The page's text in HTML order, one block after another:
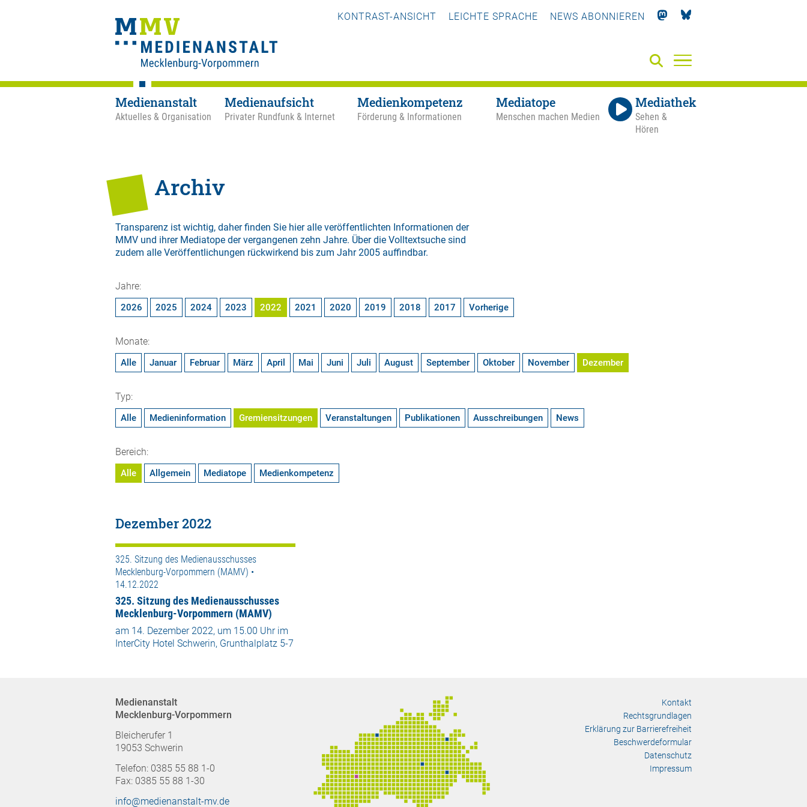
KONTRAST-ANSICHT LEICHTE SPRACHE NEWS ABONNIEREN
Medienanstalt
Aktuelles & Organisation
Medienaufsicht
Privater Rundfunk & Internet
Medienkompetenz
Förderung & Informationen
Mediatope
Menschen machen Medien
Mediathek
Sehen &
Hören
Archiv
Transparenz ist wichtig, daher finden Sie hier alle veröffentlichten Informationen der
MMV und ihrer Mediatope der vergangenen zehn Jahre. Über die Volltextsuche sind
zudem alle Veröffentlichungen rückwirkend bis zum Jahr 2005 auffindbar.
Jahre:
2026 2025 2024 2023 2022 2021 2020 2019 2018 2017 Vorherige
Monate:
Alle Januar Februar März April Mai Juni Juli August September Oktober November Dezember
Typ:
Alle Medieninformation Gremiensitzungen Veranstaltungen Publikationen Ausschreibungen News
Bereich:
Alle Allgemein Mediatope Medienkompetenz
Dezember 2022
325. Sitzung des Medienausschusses
Mecklenburg-Vorpommern (MAMV) •
14.12.2022
325. Sitzung des Medienausschusses
Mecklenburg-Vorpommern (MAMV)
am 14. Dezember 2022, um 15.00 Uhr im
InterCity Hotel Schwerin, Grunthalplatz 5-7
Medienanstalt
Mecklenburg-Vorpommern
Bleicherufer 1
19053 Schwerin
Telefon: 0385 55 88 1-0
Fax: 0385 55 88 1-30
info@medienanstalt-mv.de
Kontakt
Rechtsgrundlagen
Erklärung zur Barrierefreiheit
Beschwerdeformular
Datenschutz
Impressum